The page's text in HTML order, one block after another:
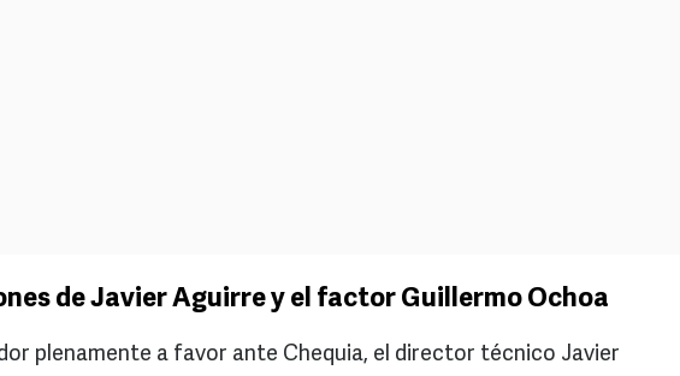
de Javier Aguirre y el factor Guillermo Ochoa
plenamente a favor ante Chequia, el director técnico Javier